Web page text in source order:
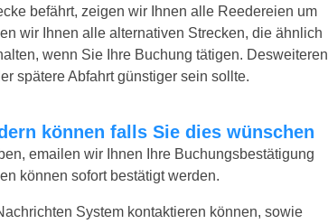
befährt, zeigen wir Ihnen alle Reedereien um
wir Ihnen alle alternativen Strecken, die ähnlich
wenn Sie Ihre Buchung tätigen. Desweiteren
spätere Abfahrt günstiger sein sollte.
können falls Sie dies wünschen
emailen wir Ihnen Ihre Buchungsbestätigung
können sofort bestätigt werden.
System kontaktieren können, sowie